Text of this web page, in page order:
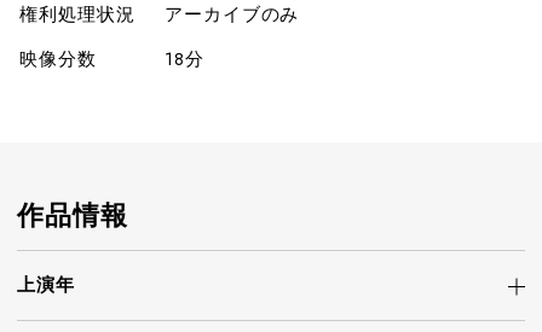
権利処理状況
アーカイブのみ
映像分数
18分
作品情報
上演年